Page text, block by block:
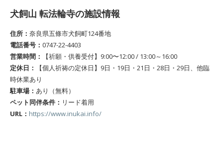
犬飼山 転法輪寺の施設情報
住所： 奈良県五條市犬飼町124番地
電話番号： 0747-22-4403
営業時間：
【祈願・供養受付】9:00〜12:00 / 13:00～16:00
定休日：
【個人祈祷の定休日】9日・19日・21日・28日・29日、他臨
時休業あり
駐車場： あり（無料）
ペット同伴条件： リード着用
URL： https://www.inukai.info/